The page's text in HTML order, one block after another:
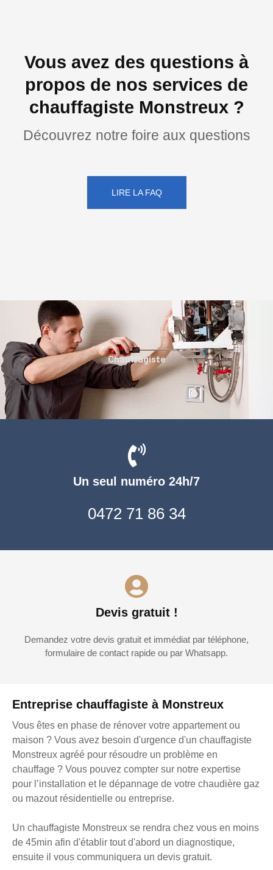
Vous avez des questions à
propos de nos services de
chauffagiste Monstreux ?
Découvrez notre foire aux questions
LIRE LA FAQ
Entreprise chauffagiste à Monstreux
Vous êtes en phase de rénover votre appartement ou
maison ? Vous avez besoin d'urgence d'un chauffagiste
Monstreux agréé pour résoudre un problème en
chauffage ? Vous pouvez compter sur notre expertise
pour l’installation et le dépannage de votre chaudière gaz
ou mazout résidentielle ou entreprise.
Un chauffagiste Monstreux se rendra chez vous en moins
de 45min afin d'établir tout d'abord un diagnostique,
ensuite il vous communiquera un devis gratuit.
Un seul numéro 24h/7
0472 71 86 34
Devis gratuit !
Demandez votre devis gratuit et immédiat par téléphone,
formulaire de contact rapide ou par Whatsapp.
Chauffagiste